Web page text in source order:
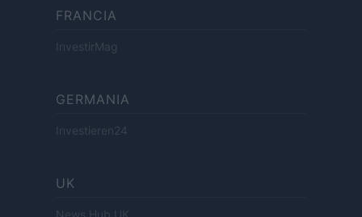
FRANCIA
InvestirMag
GERMANIA
Investieren24
UK
News Hub UK